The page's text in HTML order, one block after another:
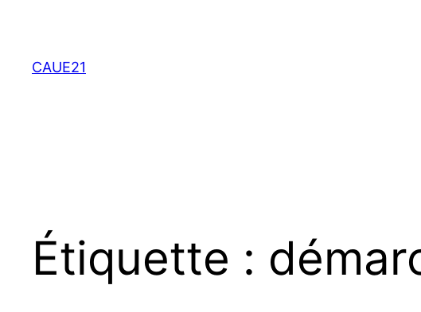
contenu
CAUE21
Étiquette :